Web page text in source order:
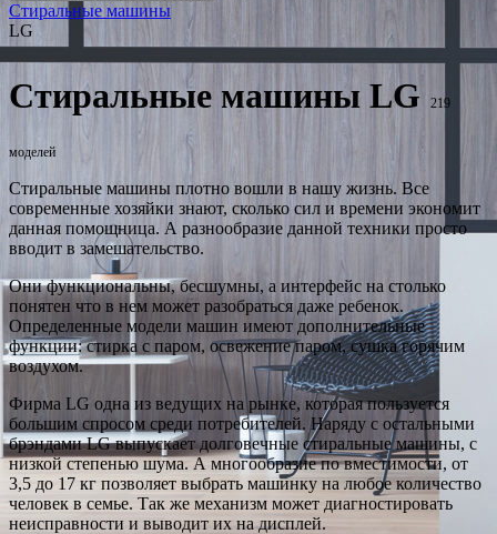
Стиральные машины
LG
Стиральные машины LG 219
моделей
Стиральные машины плотно вошли в нашу жизнь. Все
современные хозяйки знают, сколько сил и времени экономит
данная помощница. А разнообразие данной техники просто
вводит в замешательство.
Они функциональны, бесшумны, а интерфейс на столько
понятен что в нем может разобраться даже ребенок.
Определенные модели машин имеют дополнительные
функции: стирка с паром, освежение паром, сушка горячим
воздухом.
Фирма LG одна из ведущих на рынке, которая пользуется
большим спросом среди потребителей. Наряду с остальными
брэндами LG выпускает долговечные стиральные машины, с
низкой степенью шума. А многообразие по вместимости, от
3,5 до 17 кг позволяет выбрать машинку на любое количество
человек в семье. Так же механизм может диагностировать
неисправности и выводит их на дисплей.